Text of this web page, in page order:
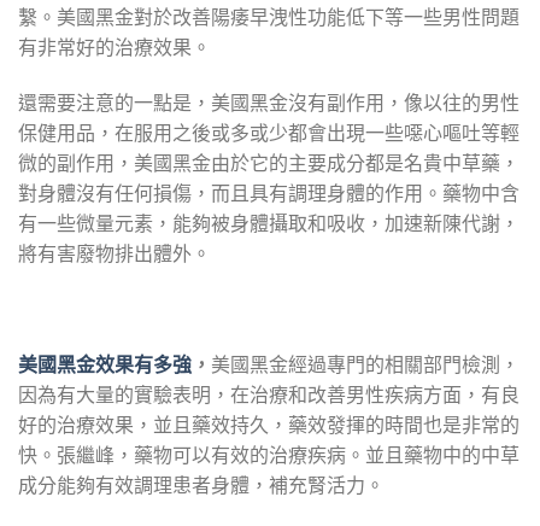
繫。美國黑金對於改善陽痿早洩性功能低下等一些男性問題
有非常好的治療效果。
還需要注意的一點是，美國黑金沒有副作用，像以往的男性
保健用品，在服用之後或多或少都會出現一些噁心嘔吐等輕
微的副作用，美國黑金由於它的主要成分都是名貴中草藥，
對身體沒有任何損傷，而且具有調理身體的作用。藥物中含
有一些微量元素，能夠被身體攝取和吸收，加速新陳代謝，
將有害廢物排出體外。
美國黑金效果有多強 ， 美國黑金經過專門的相關部門檢測，
因為有大量的實驗表明，在治療和改善男性疾病方面，有良
好的治療效果，並且藥效持久，藥效發揮的時間也是非常的
快。張繼峰，藥物可以有效的治療疾病。並且藥物中的中草
成分能夠有效調理患者身體，補充腎活力。